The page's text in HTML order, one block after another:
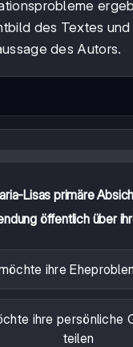
des Textes
des Autors.
Lisas primäre
öffentlich über
ihre
ihre persönliche
teilen